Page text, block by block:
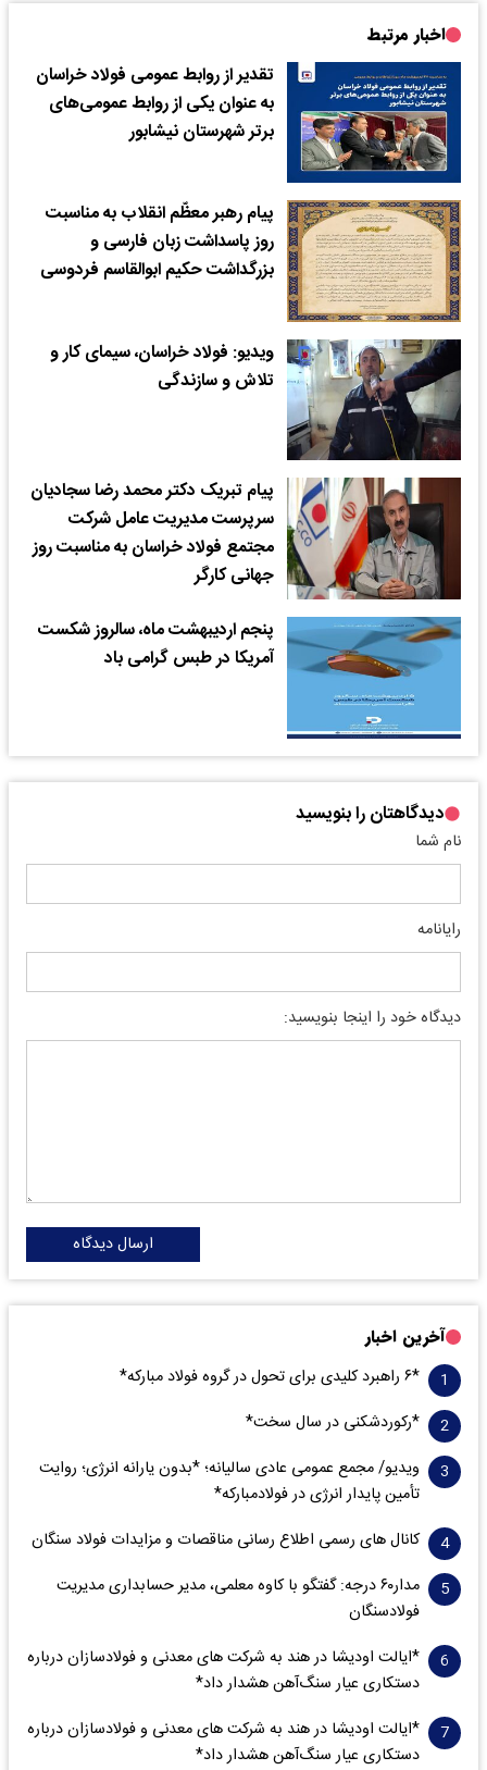
اخبار مرتبط
تقدیر از روابط‌ عمومی فولاد خراسان
به عنوان یکی از روابط‌ عمومی‌های
برتر شهرستان نیشابور
پیام رهبر معظّم انقلاب به مناسبت
روز پاسداشت زبان فارسی و
بزرگداشت حکیم ابوالقاسم فردوسی
ویدیو: فولاد خراسان، سیمای کار و
تلاش و سازندگی
پیام تبریک دکتر محمد رضا سجادیان
سرپرست مدیریت عامل شرکت
مجتمع فولاد خراسان به مناسبت روز
جهانی کارگر
پنجم اردیبهشت ماه، سالروز شکست
آمریکا در طبس گرامی باد
دیدگاهتان را بنویسید
نام شما
رایانامه
دیدگاه خود را اینجا بنویسید:
ارسال دیدگاه
آخرین اخبار
*۶ راهبرد کلیدی برای تحول در گروه فولاد مبارکه*
*رکوردشکنی در سال سخت*
ویدیو/ مجمع عمومی عادی سالیانه؛ *بدون یارانه انرژی؛ روایت
تأمین پایدار انرژی در فولادمبارکه*
کانال های رسمی اطلاع رسانی مناقصات و مزایدات فولاد سنگان
مدار‌۶٠ درجه: گفتگو با کاوه معلمی، مدیر حسابداری مدیریت
فولادسنگان
*ایالت اودیشا در هند به شرکت های معدنی و فولادسازان درباره
دستکاری عیار سنگ‌آهن هشدار داد*
*ایالت اودیشا در هند به شرکت های معدنی و فولادسازان درباره
دستکاری عیار سنگ‌آهن هشدار داد*